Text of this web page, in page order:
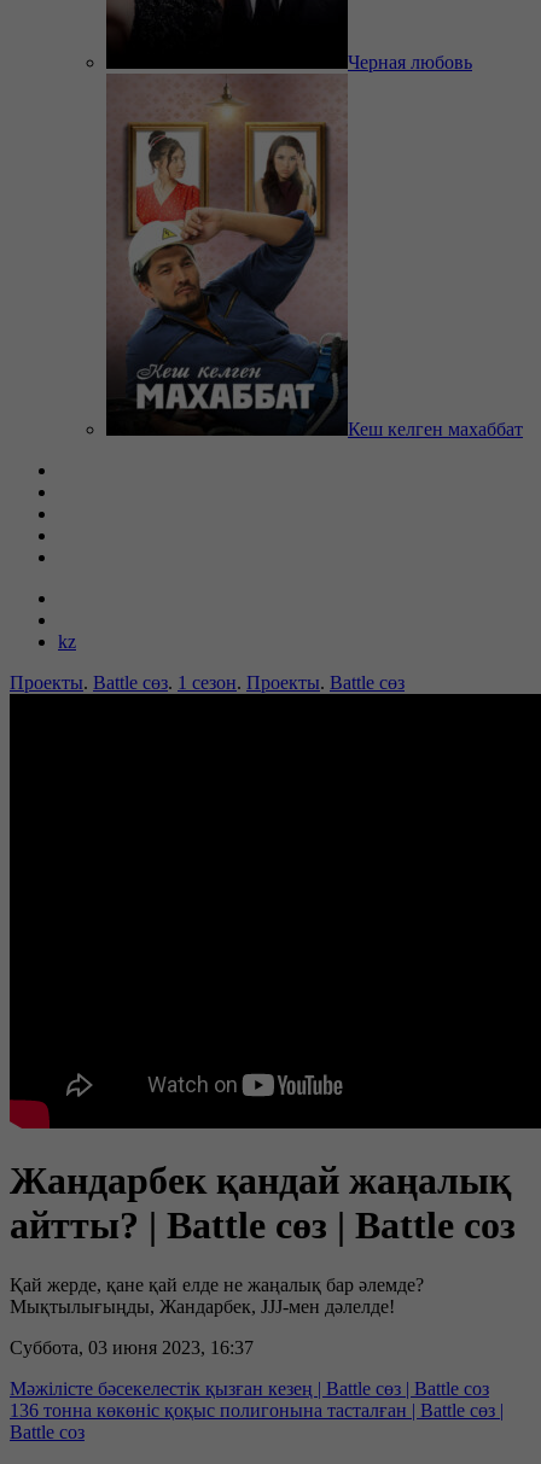
Черная любовь
Кеш келген махаббат
kz
Проекты. Battle сөз. 1 сезон. Проекты. Battle сөз
Жандарбек қандай жаңалық
айтты? | Battle сөз | Battle соз
Қай жерде, қане қай елде не жаңалық бар әлемде?
Мықтылығыңды, Жандарбек, JJJ-мен дәлелде!
Суббота, 03 июня 2023, 16:37
Мәжілісте бәсекелестік қызған кезең | Battle сөз | Battle соз
136 тонна көкөніс қоқыс полигонына тасталған | Battle сөз |
Battle соз